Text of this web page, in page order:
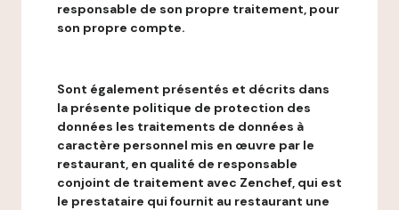
responsable de son propre traitement, pour
son propre compte.
Sont également présentés et décrits dans
la présente politique de protection des
données les traitements de données à
caractère personnel mis en œuvre par le
restaurant, en qualité de responsable
conjoint de traitement avec Zenchef, qui est
le prestataire qui fournit au restaurant une